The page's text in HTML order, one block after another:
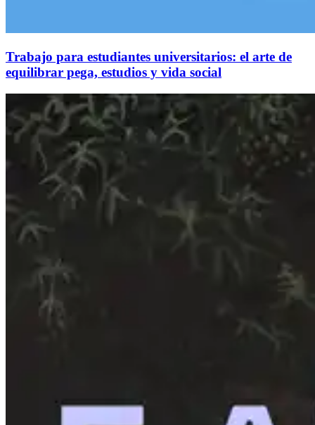
Trabajo para estudiantes universitarios: el arte de
equilibrar pega, estudios y vida social